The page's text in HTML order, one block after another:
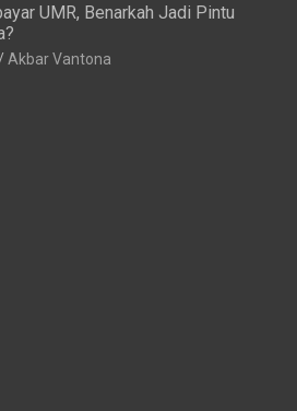
UMR, Benarkah Jadi Pintu
Akbar Vantona